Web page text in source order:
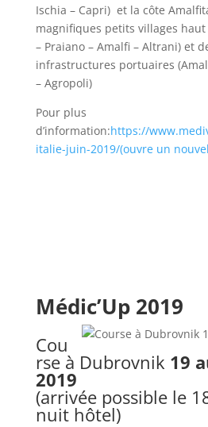
Ischia – Capri) et la côte
magnifiques petits villages
– Praiano – Amalfi – Altrani) et
infrastructures portuaires
– Agropoli)
Pour plus
d’information:https://
italie-juin-2019/(ouvre un
Médic’Up 2019
Cou
rse à Dubrovnik 19
2019
(arrivée possible le
nuit hôtel)